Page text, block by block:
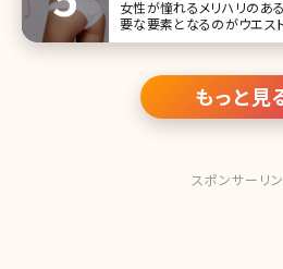
女性が憧れるメリハリのあ
要な要素となるのがウエス
エストや、ただ細いだけのし
あげなが
もっと見
スポンサーリ